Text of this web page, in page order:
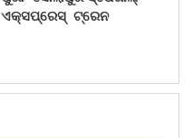
ଏକ୍ସପ୍ରେସ୍ ଟ୍ରେନ